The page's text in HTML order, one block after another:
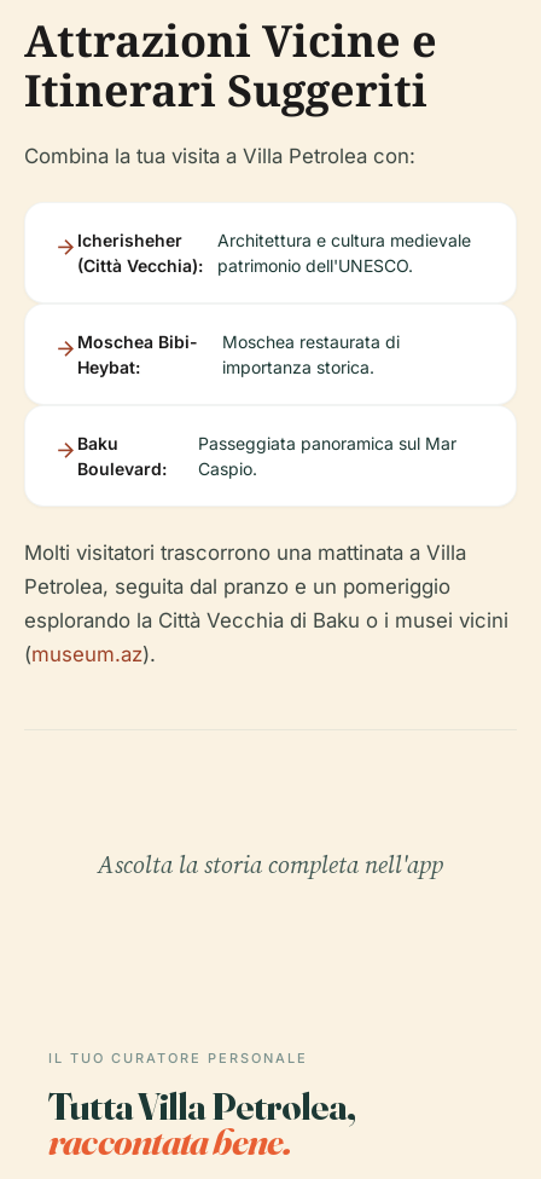
Attrazioni Vicine e
Itinerari Suggeriti
Combina la tua visita a Villa Petrolea con:
Icherisheher
(Città Vecchia):
Architettura e cultura medievale
patrimonio dell'UNESCO.
Moschea Bibi-
Heybat:
Moschea restaurata di
importanza storica.
Baku
Boulevard:
Passeggiata panoramica sul Mar
Caspio.
Molti visitatori trascorrono una mattinata a Villa
Petrolea, seguita dal pranzo e un pomeriggio
esplorando la Città Vecchia di Baku o i musei vicini
(museum.az).
Ascolta la storia completa nell'app
IL TUO CURATORE PERSONALE
Tutta Villa Petrolea,
raccontata bene.